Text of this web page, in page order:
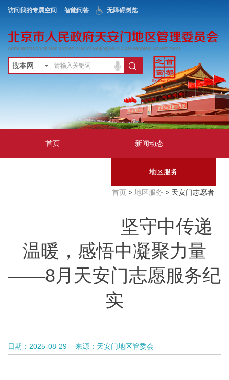
访问我的专属空间 智能问答 无障碍浏览
搜本网
首页 新闻动态
地区服务
首页> 地区服务 > 天安门志愿者
坚守中传递
温暖，感悟中凝聚力量
——8月天安门志愿服务纪
实
日期：2025-08-29 来源：天安门地区管委会